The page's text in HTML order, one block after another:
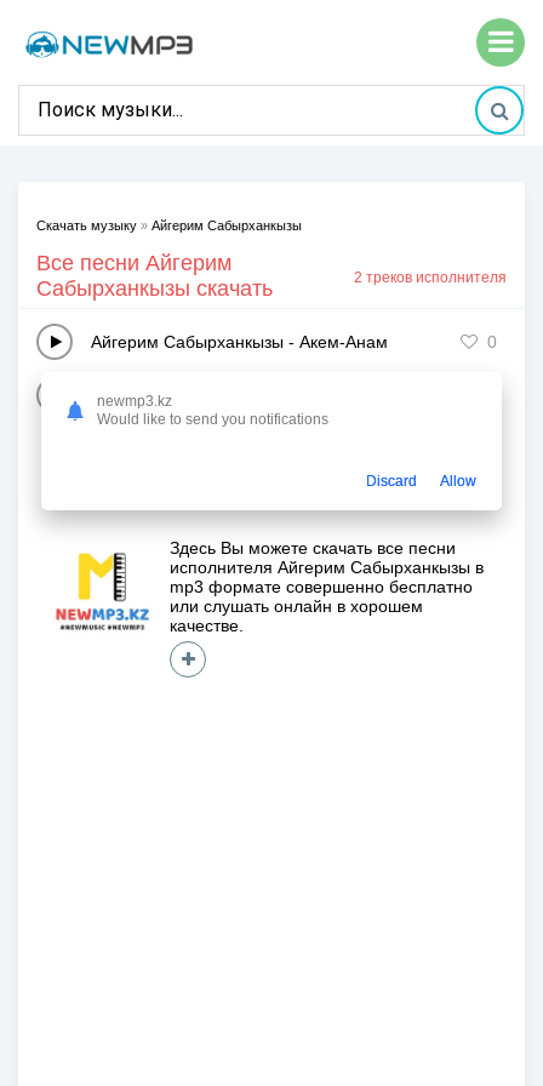
Скачать музыку » Айгерим Сабырханкызы
Все песни Айгерим
Сабырханкызы скачать
2 треков исполнителя
Айгерим Сабырханкызы - Акем-Анам 0
Айгерим Сабырханкызы
Здесь Вы можете скачать все песни
исполнителя Айгерим Сабырханкызы в
mp3 формате совершенно бесплатно
или слушать онлайн в хорошем
качестве.
newmp3.kz
Would like to send you notifications
Discard Allow